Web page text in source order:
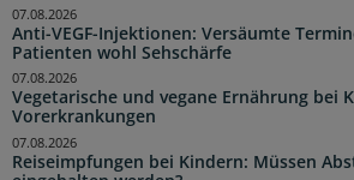
Anti-VEGF-Injektionen: Versäumte
Patienten wohl Sehschärfe
07.08.2026
Vegetarische und vegane Ernährung bei
Vorerkrankungen
07.08.2026
Reiseimpfungen bei Kindern: Müssen
07.08.2026